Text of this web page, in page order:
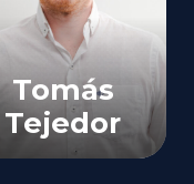
Varios
Siniestros
Tomás
Tejedor